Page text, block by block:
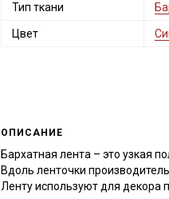
Тип ткани
Цвет
ОПИСАНИЕ
Бархатная лента – это узкая
Вдоль ленточки
Ленту используют для декора